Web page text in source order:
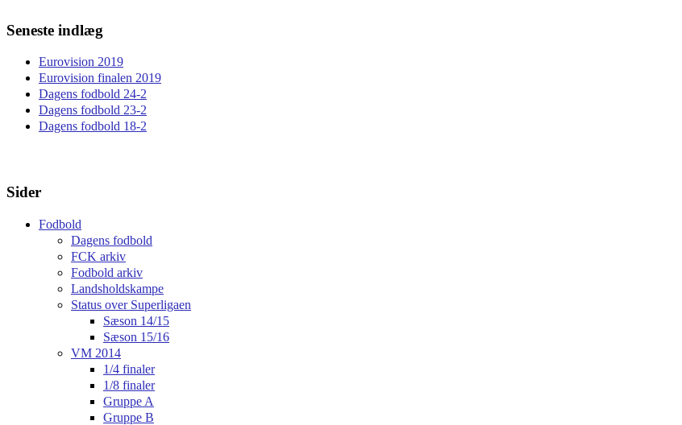
Seneste indlæg
Eurovision 2019
Eurovision finalen 2019
Dagens fodbold 24-2
Dagens fodbold 23-2
Dagens fodbold 18-2
Sider
Fodbold
Dagens fodbold
FCK arkiv
Fodbold arkiv
Landsholdskampe
Status over Superligaen
Sæson 14/15
Sæson 15/16
VM 2014
1/4 finaler
1/8 finaler
Gruppe A
Gruppe B